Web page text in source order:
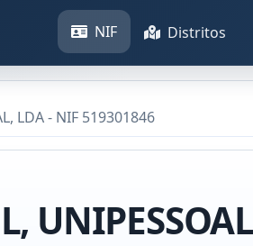
NIF Distritos
LDA - NIF 519301846